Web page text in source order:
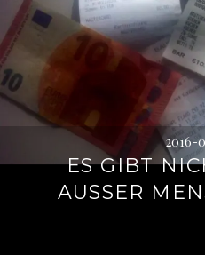
2016-
ES GIBT
AUSSER